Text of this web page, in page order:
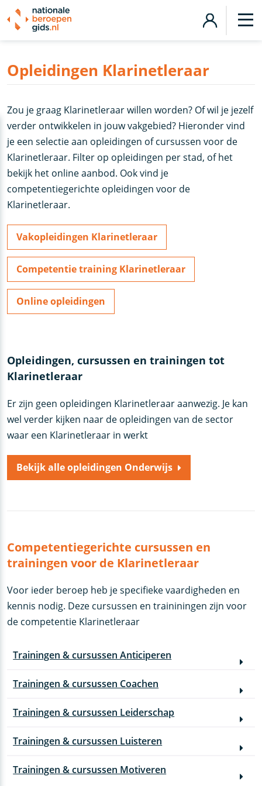
Opleidingen Klarinetleraar
Zou je graag Klarinetleraar willen worden? Of wil je jezelf
verder ontwikkelen in jouw vakgebied? Hieronder vind
je een selectie aan opleidingen of cursussen voor de
Klarinetleraar. Filter op opleidingen per stad, of het
bekijk het online aanbod. Ook vind je
competentiegerichte opleidingen voor de
Klarinetleraar.
Vakopleidingen Klarinetleraar
Competentie training Klarinetleraar
Online opleidingen
Opleidingen, cursussen en trainingen tot
Klarinetleraar
Er zijn geen opleidingen Klarinetleraar aanwezig. Je kan
wel verder kijken naar de opleidingen van de sector
waar een Klarinetleraar in werkt
Bekijk alle opleidingen Onderwijs
Competentiegerichte cursussen en
trainingen voor de Klarinetleraar
Voor ieder beroep heb je specifieke vaardigheden en
kennis nodig. Deze cursussen en traininingen zijn voor
de competentie Klarinetleraar
Trainingen & cursussen Anticiperen
Trainingen & cursussen Coachen
Trainingen & cursussen Leiderschap
Trainingen & cursussen Luisteren
Trainingen & cursussen Motiveren